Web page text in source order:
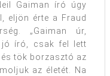
Gaiman író úgy
eljön érte a Fraud
„Gaiman úr,
jó író, csak fel lett
tök borzasztó az
az életét. Na